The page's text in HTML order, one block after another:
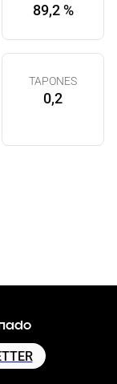
89,2 %
TAPONES
0,2